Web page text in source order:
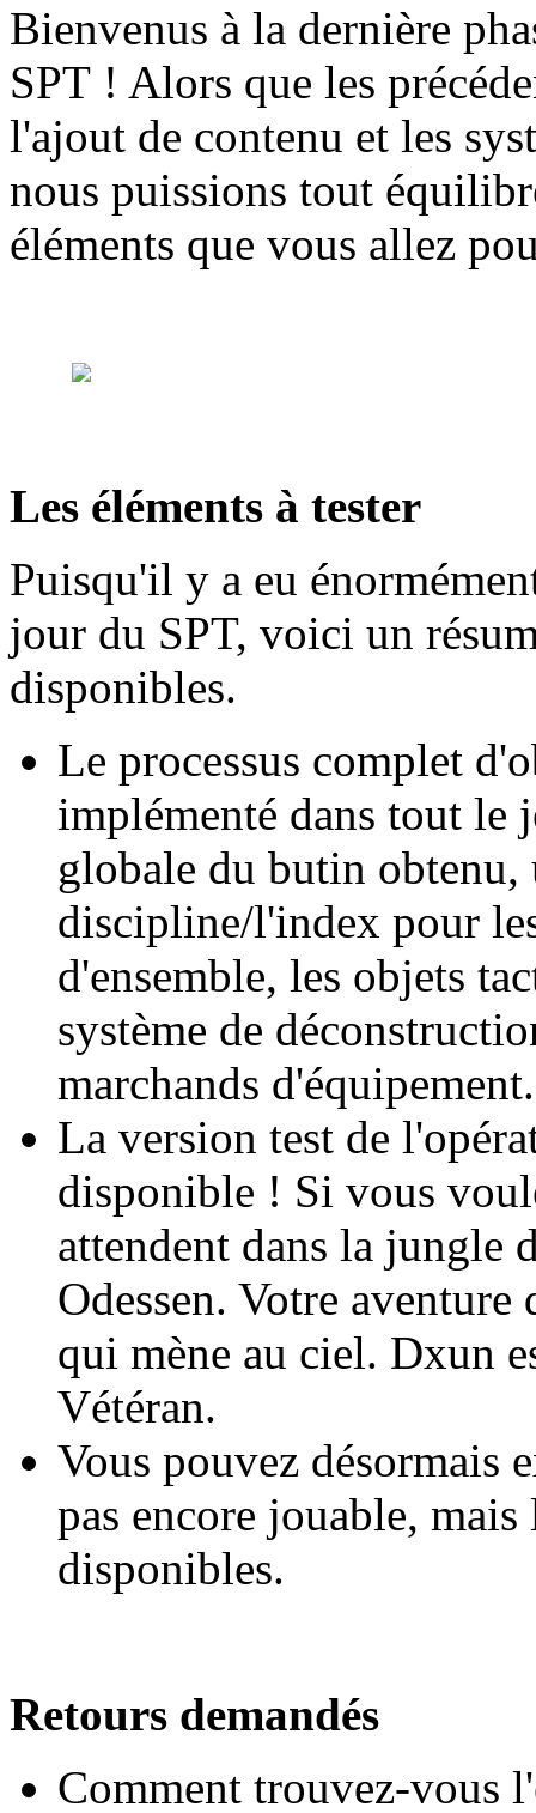
Bienvenus à la dernière
SPT ! Alors que les
l'ajout de contenu et les
nous puissions tout
éléments que vous allez
Les éléments à tester
Puisqu'il y a eu
jour du SPT, voici un
disponibles.
Le processus complet
implémenté dans tout le
globale du butin obtenu,
discipline/l'index pour
d'ensemble, les objets
système de
marchands d'équipement.
La version test de
disponible ! Si vous
attendent dans la jungle
Odessen. Votre
qui mène au ciel. Dxun
Vétéran.
Vous pouvez désormais
pas encore jouable,
disponibles.
Retours demandés
Comment trouvez-vous